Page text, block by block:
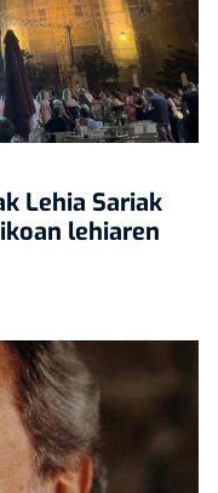
Lehia Sariak
lehiaren